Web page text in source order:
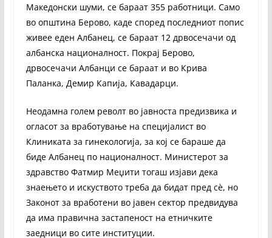
Македонски шуми, се бараат 355 работници. Само
во општина Берово, каде според последниот попис
живее еден Албанец, се бараат 12 дрвосечачи од
албанска националност. Покрај Берово,
дрвосечачи Албанци се бараат и во Крива
Паланка, Демир Капија, Кавадарци.
Неодамна голем револт во јавноста предизвика и
огласот за вработување на специјалист во
Клиниката за гинекологија, за кој се бараше да
биде Албанец по националност. Министерот за
здравство Фатмир Меџити тогаш изјави дека
знаењето и искуството треба да бидат пред сè, но
Законот за вработени во јавен сектор предвидува
да има правична застапеност на етничките
заедници во сите институции.